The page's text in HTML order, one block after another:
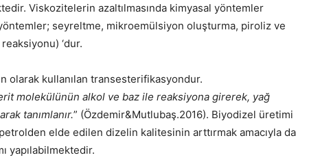
Viskozitelerin azaltılmasında kimyasal yöntemler
yöntemler; seyreltme, mikroemülsiyon oluşturma, piroliz ve
‘dur.
olarak kullanılan transesterifikasyondur.
molekülünün alkol ve baz ile reaksiyona girerek, yağ
tanımlanır.” (Özdemir&Mutlubaş.2016). Biyodizel üretimi
elde edilen dizelin kalitesinin arttırmak amacıyla da
yapılabilmektedir.